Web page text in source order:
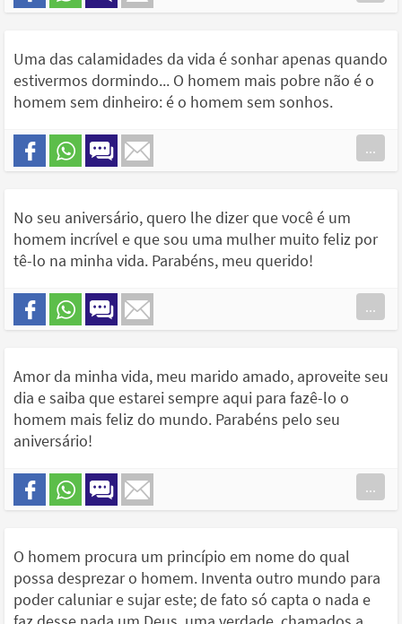
Uma das calamidades da vida é sonhar apenas quando
estivermos dormindo... O homem mais pobre não é o
homem sem dinheiro: é o homem sem sonhos.
...
No seu aniversário, quero lhe dizer que você é um
homem incrível e que sou uma mulher muito feliz por
tê-lo na minha vida. Parabéns, meu querido!
...
Amor da minha vida, meu marido amado, aproveite seu
dia e saiba que estarei sempre aqui para fazê-lo o
homem mais feliz do mundo. Parabéns pelo seu
aniversário!
...
O homem procura um princípio em nome do qual
possa desprezar o homem. Inventa outro mundo para
poder caluniar e sujar este; de fato só capta o nada e